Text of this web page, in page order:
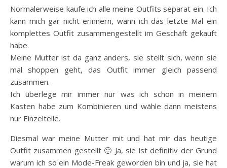
Normalerweise kaufe ich alle meine Outfits separat ein. Ich
kann mich gar nicht erinnern, wann ich das letzte Mal ein
komplettes Outfit zusammengestellt im Geschäft gekauft
habe.
Meine Mutter ist da ganz anders, sie stellt sich, wenn sie
mal shoppen geht, das Outfit immer gleich passend
zusammen.
Ich überlege mir immer nur was ich schon in meinem
Kasten habe zum Kombinieren und wähle dann meistens
nur Einzelteile.
Diesmal war meine Mutter mit und hat mir das heutige
Outfit zusammen gestellt 🙂 Ja, sie ist definitiv der Grund
warum ich so ein Mode-Freak geworden bin und ja, sie hat